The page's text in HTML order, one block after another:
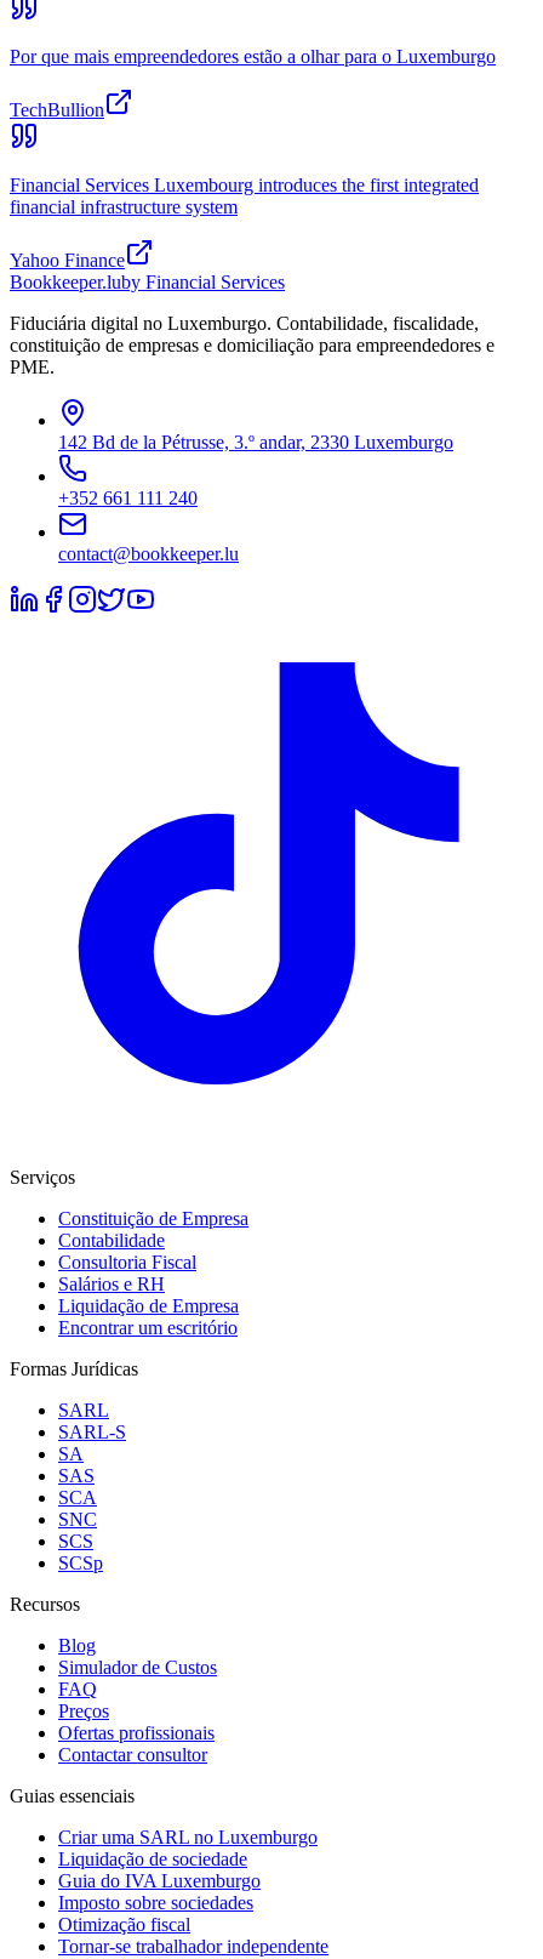
Por que mais empreendedores estão a olhar para o Luxemburgo
TechBullion
Financial Services Luxembourg introduces the first integrated
financial infrastructure system
Yahoo Finance
Bookkeeper.luby Financial Services
Fiduciária digital no Luxemburgo. Contabilidade, fiscalidade,
constituição de empresas e domiciliação para empreendedores e
PME.
142 Bd de la Pétrusse, 3.º andar, 2330 Luxemburgo
+352 661 111 240
contact@bookkeeper.lu
Serviços
Constituição de Empresa
Contabilidade
Consultoria Fiscal
Salários e RH
Liquidação de Empresa
Encontrar um escritório
Formas Jurídicas
SARL
SARL-S
SA
SAS
SCA
SNC
SCS
SCSp
Recursos
Blog
Simulador de Custos
FAQ
Preços
Ofertas profissionais
Contactar consultor
Guias essenciais
Criar uma SARL no Luxemburgo
Liquidação de sociedade
Guia do IVA Luxemburgo
Imposto sobre sociedades
Otimização fiscal
Tornar-se trabalhador independente